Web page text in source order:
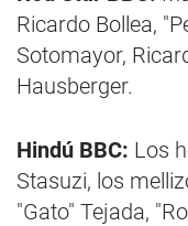
Ricardo Bollea,
Sotomayor,
Hausberger.
Hindú BBC: Los
Stasuzi, los
"Gato" Tejada,